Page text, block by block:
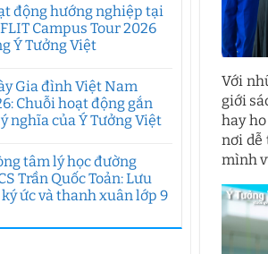
động hướng nghiệp tại
Campus Tour 2026
Ý Tưởng Việt
Gia đình Việt Nam
Chuỗi hoạt động gắn
nghĩa của Ý Tưởng Việt
tâm lý học đường
Trần Quốc Toản: Lưu
ức và thanh xuân lớp 9
Với
giới
hay
nơi dễ
mình